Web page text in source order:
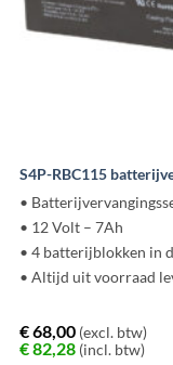
S4P-RBC115
•
• 12 Volt – 7Ah
• 4 batterijblokken in
• Altijd uit voorraad
€68,00(excl. btw)
€82,28(incl. btw)